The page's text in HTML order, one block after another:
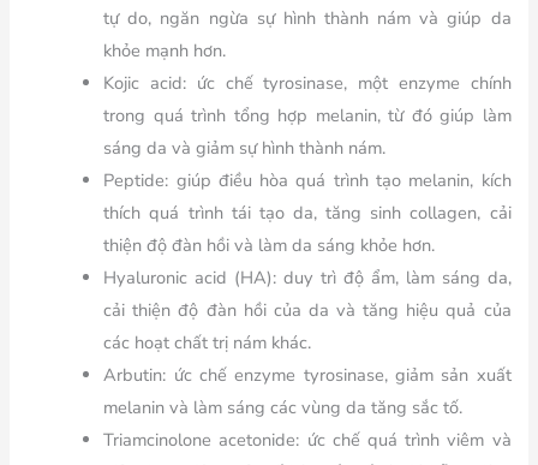
tự do, ngăn ngừa sự hình thành nám và giúp da
khỏe mạnh hơn.
Kojic acid: ức chế tyrosinase, một enzyme chính
trong quá trình tổng hợp melanin, từ đó giúp làm
sáng da và giảm sự hình thành nám.
Peptide: giúp điều hòa quá trình tạo melanin, kích
thích quá trình tái tạo da, tăng sinh collagen, cải
thiện độ đàn hồi và làm da sáng khỏe hơn.
Hyaluronic acid (HA): duy trì độ ẩm, làm sáng da,
cải thiện độ đàn hồi của da và tăng hiệu quả của
các hoạt chất trị nám khác.
Arbutin: ức chế enzyme tyrosinase, giảm sản xuất
melanin và làm sáng các vùng da tăng sắc tố.
Triamcinolone acetonide: ức chế quá trình viêm và